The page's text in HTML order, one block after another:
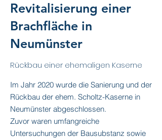
Revitalisierung einer
Brachfläche in
Neumünster
Rückbau einer ehemaligen Kaserne
Im Jahr 2020 wurde die Sanierung und der
Rückbau der ehem. Scholtz-Kaserne in
Neumünster abgeschlossen.
Zuvor waren umfangreiche
Untersuchungen der Bausubstanz sowie